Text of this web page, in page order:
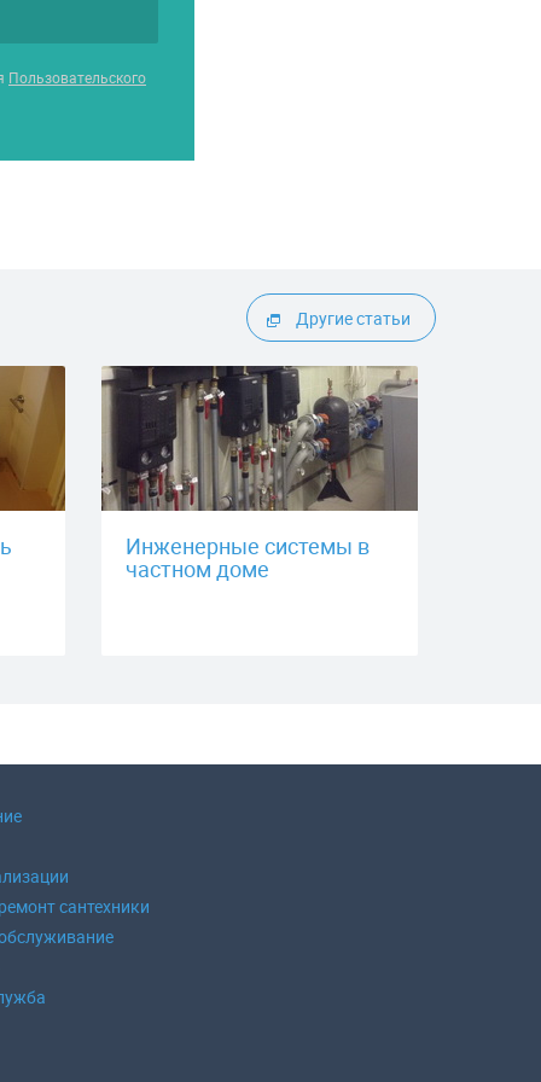
Пользовательского
Другие статьи
Инженерные системы в
частном доме
сантехники